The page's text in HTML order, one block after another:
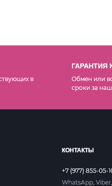
в
ГАРАНТИЯ
Обмен или
сроки за наш
КОНТАКТЫ
+7 (977) 855-05-
WhatsApp,